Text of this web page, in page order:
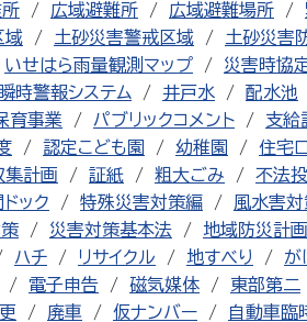
広域避難所 広域避難場所
域 土砂災害警戒区域 土砂災害
いせはら雨量観測マップ 災害時協
時警報システム 井戸水 配水池
育事業 パブリックコメント 支給
認定こども園 幼稚園 住宅
集計画 証紙 粗大ごみ 不法
ドック 特殊災害対策編 風水害
災害対策基本法 地域防災計画
ハチ リサイクル 地すべり が
電子申告 磁気媒体 東部第二
廃車 仮ナンバー 自動車臨